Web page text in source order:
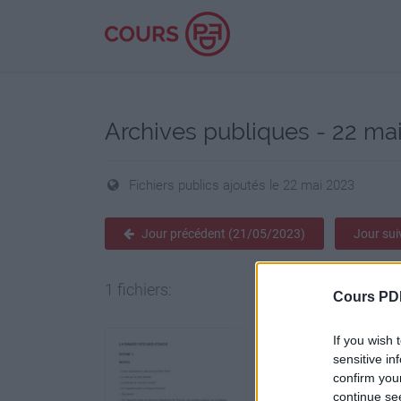
Cours
If you wish
sensitive
confirm
continue
Archives publiques - 22
Fichiers publics ajoutés le 22 mai 2023
Jour précédent (21/05/2023) Jour
1 fichiers: